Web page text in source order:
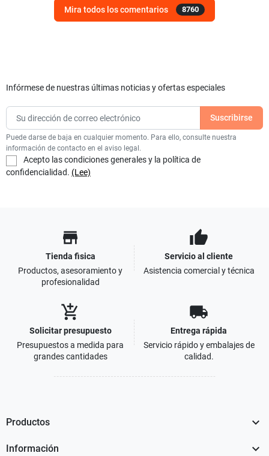
Mira todos los comentarios 8760
Infórmese de nuestras últimas noticias y ofertas especiales
Puede darse de baja en cualquier momento. Para ello, consulte nuestra
información de contacto en el aviso legal.
Acepto las condiciones generales y la política de
confidencialidad. (Lee)
store
Tienda fisica
Productos, asesoramiento y
profesionalidad
thumb_up
Servicio al cliente
Asistencia comercial y técnica
add_shopping_cart
Solicitar presupuesto
Presupuestos a medida para
grandes cantidades
local_shipping
Entrega rápida
Servicio rápido y embalajes de
calidad.
Productos 
Información 